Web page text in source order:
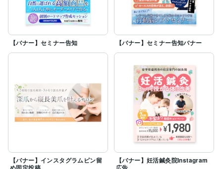
【バナー】セミナー告知 【バナー】セミナー告知バナー
【バナー】インスタグラムピン留
【バナー】妊活鍼灸院Instagram